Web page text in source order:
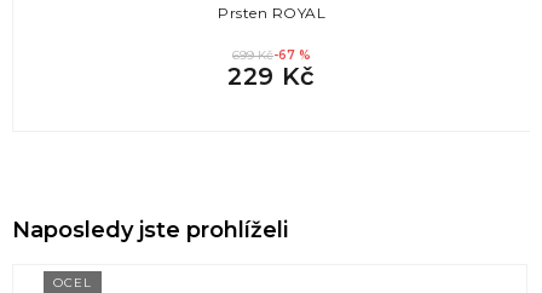
Prsten ROYAL
699 Kč-67 %
229 Kč
Naposledy jste prohlíželi
OCEL